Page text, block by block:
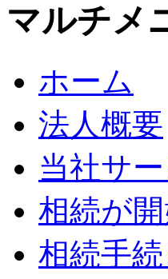
マルチメ
ホーム
法人概要
当社サ
相続が
相続手